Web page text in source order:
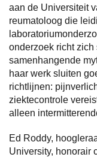
aan de Universiteit
reumatoloog die
onderzoek richt
samenhangende
haar werk sluiten
richtlijnen:
ziektecontrole
alleen
Ed Roddy,
University, honorair